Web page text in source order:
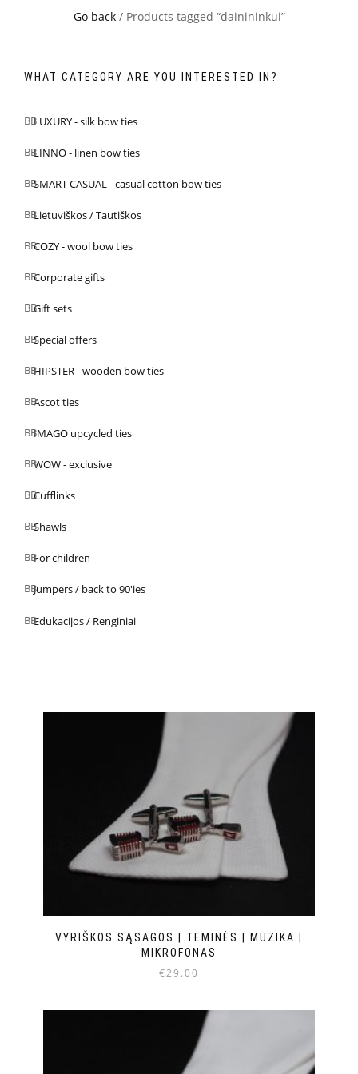
Go back/ Products tagged “dainininkui”
WHAT CATEGORY ARE YOU INTERESTED IN?
LUXURY - silk bow ties
LINNO - linen bow ties
SMART CASUAL - casual cotton bow ties
Lietuviškos / Tautiškos
COZY - wool bow ties
Corporate gifts
Gift sets
Special offers
HIPSTER - wooden bow ties
Ascot ties
IMAGO upcycled ties
WOW - exclusive
Cufflinks
Shawls
For children
Jumpers / back to 90'ies
Edukacijos / Renginiai
VYRIŠKOS SĄSAGOS | TEMINĖS | MUZIKA |
MIKROFONAS
€29.00